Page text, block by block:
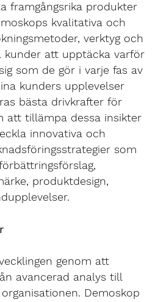
framgångsrika produkter
kvalitativa och
verktyg och
kunder att upptäcka varför
som de gör i varje fas av
kunders upplevelser
bästa drivkrafter för
att tillämpa dessa insikter
innovativa och
som
produktdesign,
genom att
avancerad analys till
Demoskop